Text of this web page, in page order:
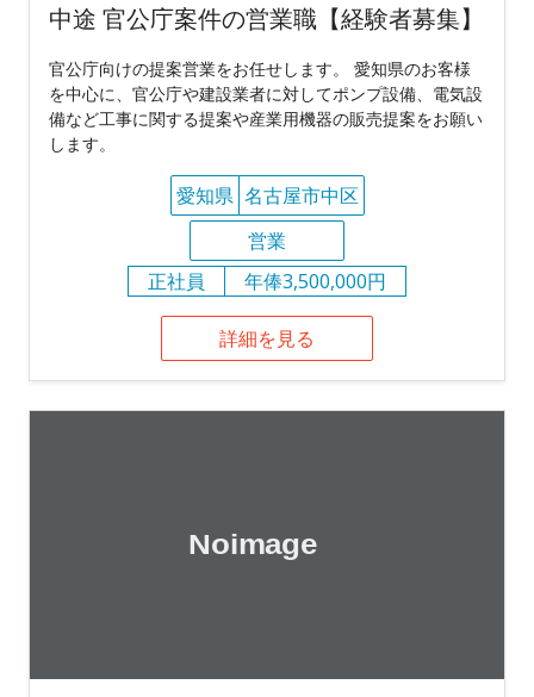
中途 官公庁案件の営業職【経験者募集】
官公庁向けの提案営業をお任せします。 愛知県のお客様
を中心に、官公庁や建設業者に対してポンプ設備、電気設
備など工事に関する提案や産業用機器の販売提案をお願い
します。
愛知県 名古屋市中区
営業
正社員
年俸3,500,000円
詳細を見る